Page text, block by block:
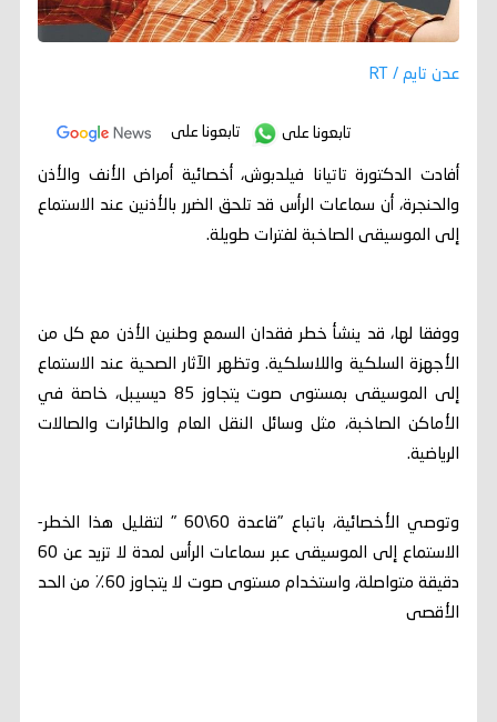
عدن تايم / RT
تابعونا على تابعونا على
أفادت الدكتورة تاتيانا فيلدبوش، أخصائية أمراض الأنف والأذن
والحنجرة، أن سماعات الرأس قد تلحق الضرر بالأذنين عند الاستماع
إلى الموسيقى الصاخبة لفترات طويلة.
ووفقا لها، قد ينشأ خطر فقدان السمع وطنين الأذن مع كل من
الأجهزة السلكية واللاسلكية. وتظهر الآثار الصحية عند الاستماع
إلى الموسيقى بمستوى صوت يتجاوز 85 ديسيبل، خاصة في
الأماكن الصاخبة، مثل وسائل النقل العام والطائرات والصالات
الرياضية.
وتوصي الأخصائية، باتباع "قاعدة 60\60 " لتقليل هذا الخطر-
الاستماع إلى الموسيقى عبر سماعات الرأس لمدة لا تزيد عن 60
دقيقة متواصلة، واستخدام مستوى صوت لا يتجاوز 60٪ من الحد
الأقصى